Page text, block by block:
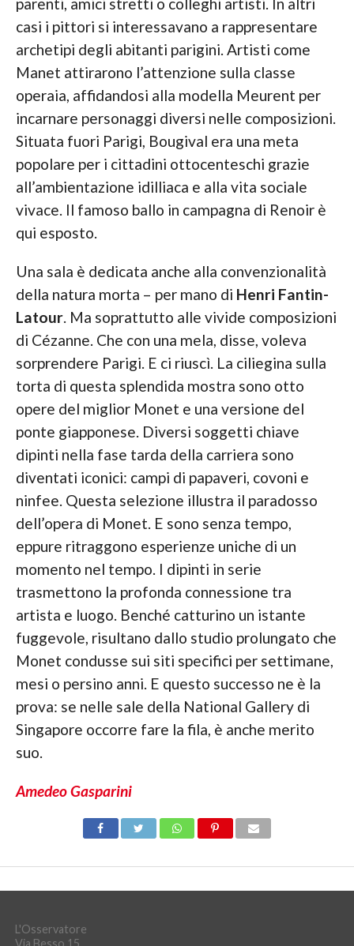
casi i pittori si interessavano a rappresentare
archetipi degli abitanti parigini. Artisti come
Manet attirarono l’attenzione sulla classe
operaia, affidandosi alla modella Meurent per
incarnare personaggi diversi nelle composizioni.
Situata fuori Parigi, Bougival era una meta
popolare per i cittadini ottocenteschi grazie
all’ambientazione idilliaca e alla vita sociale
vivace. Il famoso ballo in campagna di Renoir è
qui esposto.
Una sala è dedicata anche alla convenzionalità
della natura morta – per mano di Henri Fantin-
Latour. Ma soprattutto alle vivide composizioni
di Cézanne. Che con una mela, disse, voleva
sorprendere Parigi. E ci riuscì. La ciliegina sulla
torta di questa splendida mostra sono otto
opere del miglior Monet e una versione del
ponte giapponese. Diversi soggetti chiave
dipinti nella fase tarda della carriera sono
diventati iconici: campi di papaveri, covoni e
ninfee. Questa selezione illustra il paradosso
dell’opera di Monet. E sono senza tempo,
eppure ritraggono esperienze uniche di un
momento nel tempo. I dipinti in serie
trasmettono la profonda connessione tra
artista e luogo. Benché catturino un istante
fuggevole, risultano dallo studio prolungato che
Monet condusse sui siti specifici per settimane,
mesi o persino anni. E questo successo ne è la
prova: se nelle sale della National Gallery di
Singapore occorre fare la fila, è anche merito
suo.
Amedeo Gasparini
L'Osservatore
Via Besso 15